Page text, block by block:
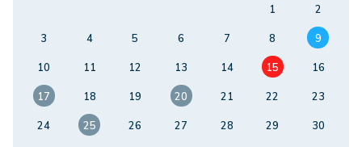
1
2
3
4 5 6 7 8
9
10
11 12 13 14 15
16
17
18 19 20 21 22
23
24
25 26 27 28 29
30